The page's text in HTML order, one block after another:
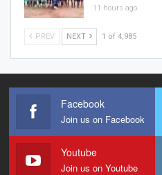
11 hours ago
PREV NEXT 1 of 4,985
Facebook
Join us on Facebook
Youtube
Join us on Youtube